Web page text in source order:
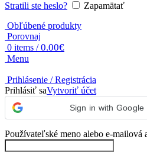
Stratili ste heslo?
Zapamätať
Obľúbené produkty
Porovnaj
0 items / 0.00€
Menu
Prihlásenie / Registrácia
Prihlásiť saVytvoriť účet
Sign in with Google
Používateľské meno alebo e-mailová